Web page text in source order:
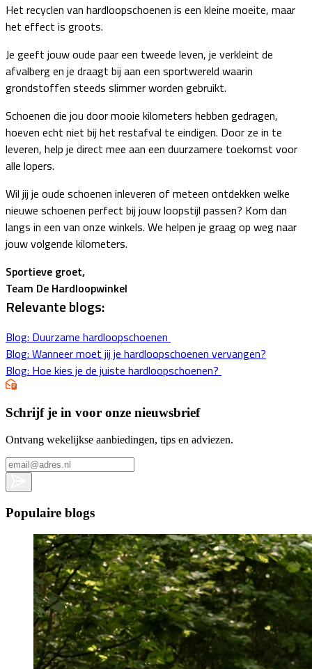
Het recyclen van hardloopschoenen is een kleine moeite, maar
het effect is groots.
Je geeft jouw oude paar een tweede leven, je verkleint de
afvalberg en je draagt bij aan een sportwereld waarin
grondstoffen steeds slimmer worden gebruikt.
Schoenen die jou door mooie kilometers hebben gedragen,
hoeven echt niet bij het restafval te eindigen. Door ze in te
leveren, help je direct mee aan een duurzamere toekomst voor
alle lopers.
Wil jij je oude schoenen inleveren of meteen ontdekken welke
nieuwe schoenen perfect bij jouw loopstijl passen? Kom dan
langs in een van onze winkels. We helpen je graag op weg naar
jouw volgende kilometers.
Sportieve groet,
Team De Hardloopwinkel
Relevante blogs:
Blog: Duurzame hardloopschoenen
Blog: Wanneer moet jij je hardloopschoenen vervangen?
Blog: Hoe kies je de juiste hardloopschoenen?
Schrijf je in voor onze nieuwsbrief
Ontvang wekelijkse aanbiedingen, tips en adviezen.
Populaire blogs